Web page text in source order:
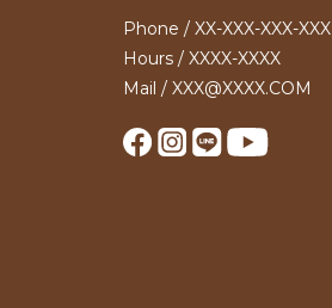
Phone / XX-XXX-XXX-XXX
Hours / XXXX-XXXX
Mail / XXX@XXXX.COM